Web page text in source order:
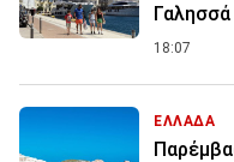
Γαλησσά
18:07
ΕΛΛΑΔΑ